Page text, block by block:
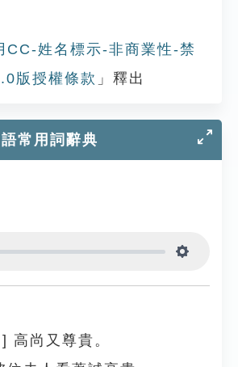
CC-姓名標示-非商業性-禁
版授權條款 」釋出
常用詞辭典
] 高尚又尊貴。